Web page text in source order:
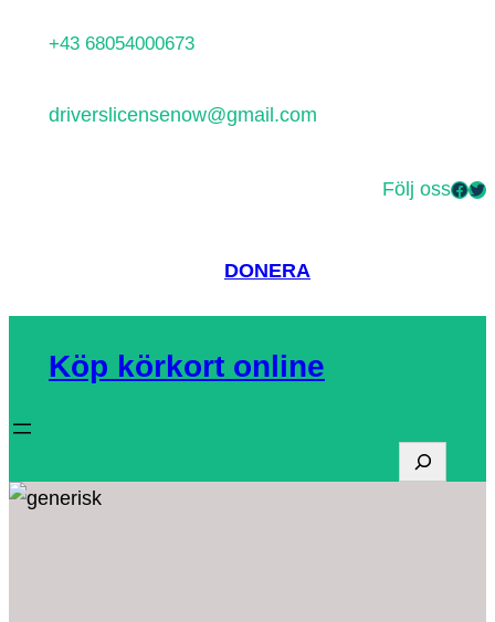
+43 68054000673
driverslicensenow@gmail.com
Följ ossFacebook Twitter
DONERA
Köp körkort online